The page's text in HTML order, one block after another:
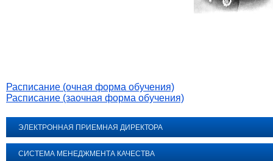
Расписание (очная форма обучения)
Расписание (заочная форма обучения)
ЭЛЕКТРОННАЯ ПРИЕМНАЯ ДИРЕКТОРА
СИСТЕМА МЕНЕДЖМЕНТА КАЧЕСТВА